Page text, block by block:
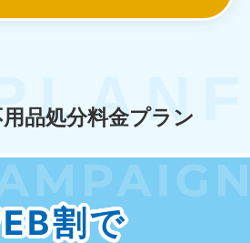
品処分料金プラン
割で